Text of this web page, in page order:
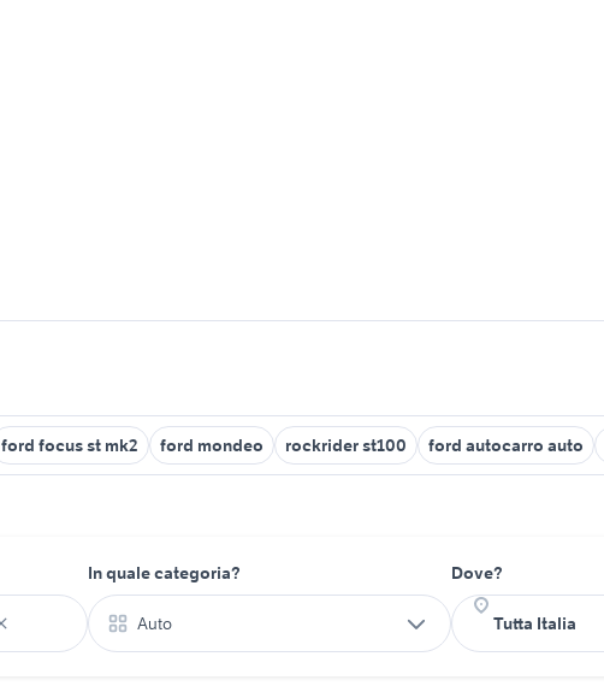
ford focus st mk2 ford mondeo rockrider st100 ford autocarro auto
In quale categoria?
Auto
Dove?